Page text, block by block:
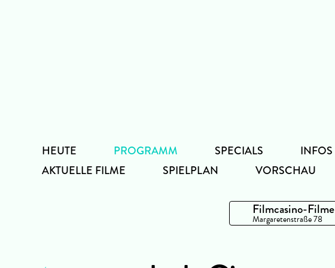
HEUTE
PROGRAMM
AKTUELLE FILME
SPIELPLAN VORSCHAU
SPECIALS INFOS
Filmcasino-Filme
Margaretenstraße 78